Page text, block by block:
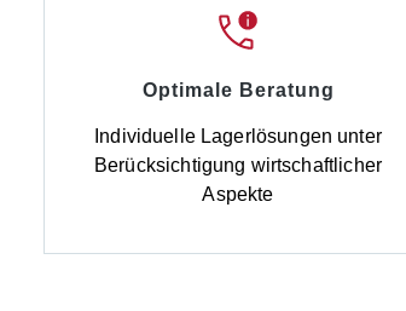
Optimale Beratung
Individuelle Lagerlösungen unter
Berücksichtigung wirtschaftlicher
Aspekte